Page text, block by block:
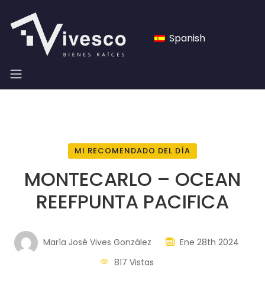
Spanish
MI RECOMENDADO DEL DÍA
MONTECARLO – OCEAN
REEFPUNTA PACIFICA
María José Vives González
Ene 28th 2024
817 Vistas